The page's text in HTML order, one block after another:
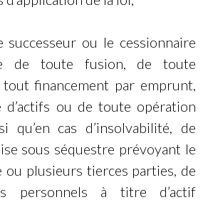
successeur ou le cessionnaire
de toute fusion, de toute
financement par emprunt,
ou de toute opération
qu’en cas d’insolvabilité, de
sous séquestre prévoyant le
ou plusieurs tierces parties, de
personnels à titre d’actif